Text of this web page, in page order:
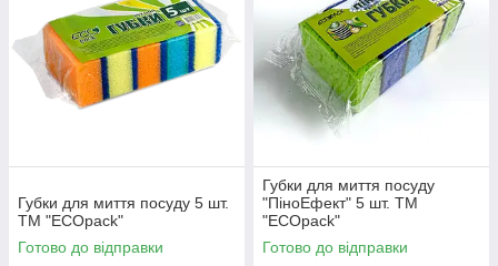
Губки для миття посуду 5 шт.
ТМ "ECOpack"
Готово до відправки
Губки для миття посуду
"ПіноЕфект" 5 шт. ТМ
"ECOpack"
Готово до відправки